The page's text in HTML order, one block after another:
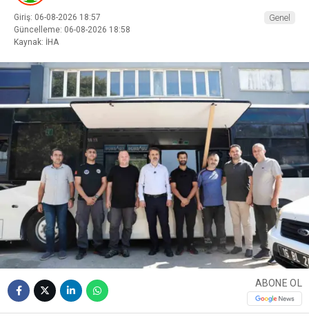
Giriş: 06-08-2026 18:57
Güncelleme: 06-08-2026 18:58
Kaynak: İHA
Genel
ABONE OL